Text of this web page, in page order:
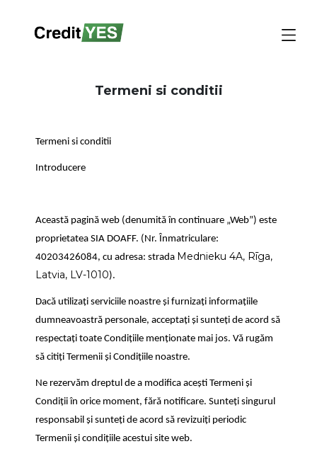
Termeni si conditii
Termeni si conditii
Introducere
Această pagină web (denumită în continuare „Web”) este
proprietatea SIA DOAFF. (Nr. Înmatriculare:
40203426084, cu adresa: strada Mednieku 4A, Rīga,
Latvia, LV-1010).
Dacă utilizați serviciile noastre și furnizați informațiile
dumneavoastră personale, acceptați și sunteți de acord să
respectați toate Condițiile menționate mai jos. Vă rugăm
să citiți Termenii și Condițiile noastre.
Ne rezervăm dreptul de a modifica acești Termeni și
Condiții în orice moment, fără notificare. Sunteți singurul
responsabil și sunteți de acord să revizuiți periodic
Termenii și condițiile acestui site web.